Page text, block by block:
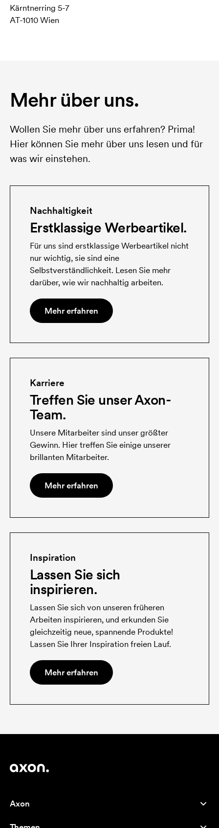
Kärntnerring 5-7
AT-1010 Wien
Mehr über uns.
Wollen Sie mehr über uns erfahren? Prima!
Hier können Sie mehr über uns lesen und für
was wir einstehen.
Nachhaltigkeit
Erstklassige Werbeartikel.
Für uns sind erstklassige Werbeartikel nicht
nur wichtig, sie sind eine
Selbstverständlichkeit. Lesen Sie mehr
darüber, wie wir nachhaltig arbeiten.
Mehr erfahren
Karriere
Treffen Sie unser Axon-
Team.
Unsere Mitarbeiter sind unser größter
Gewinn. Hier treffen Sie einige unserer
brillanten Mitarbeiter.
Mehr erfahren
Inspiration
Lassen Sie sich
inspirieren.
Lassen Sie sich von unseren früheren
Arbeiten inspirieren, und erkunden Sie
gleichzeitig neue, spannende Produkte!
Lassen Sie Ihrer Inspiration freien Lauf.
Mehr erfahren
Axon